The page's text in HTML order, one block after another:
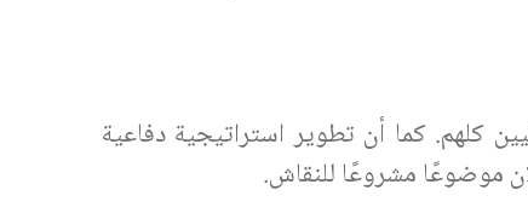
كلهم. كما أن تطوير استراتيجية دفاعية
موضوعًا مشروعًا للنقاش.